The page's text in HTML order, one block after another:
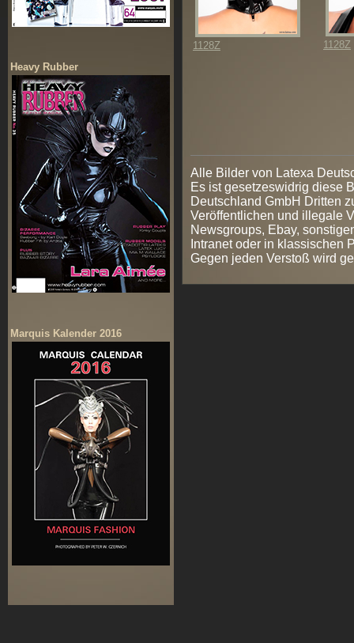
Heavy Rubber
Marquis Kalender 2016
1128Z 1128Z
Alle Bilder von Latexa
Es ist gesetzeswidrig diese
Deutschland GmbH Dritten
Veröffentlichen und illegale
Newsgroups, Ebay,
Intranet oder in klassischen
Gegen jeden Verstoß wird